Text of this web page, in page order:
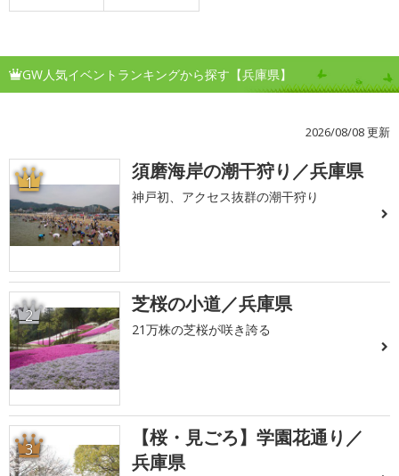
GW人気イベントランキングから探す【兵庫県】
2026/08/08 更新
1 須磨海岸の潮干狩り／兵庫県
神戸初、アクセス抜群の潮干狩り
2 芝桜の小道／兵庫県
21万株の芝桜が咲き誇る
3
【桜・見ごろ】学園花通り／
兵庫県